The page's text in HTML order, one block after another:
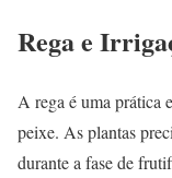
Rega e
A rega é uma prática
peixe. As plantas
durante a fase de